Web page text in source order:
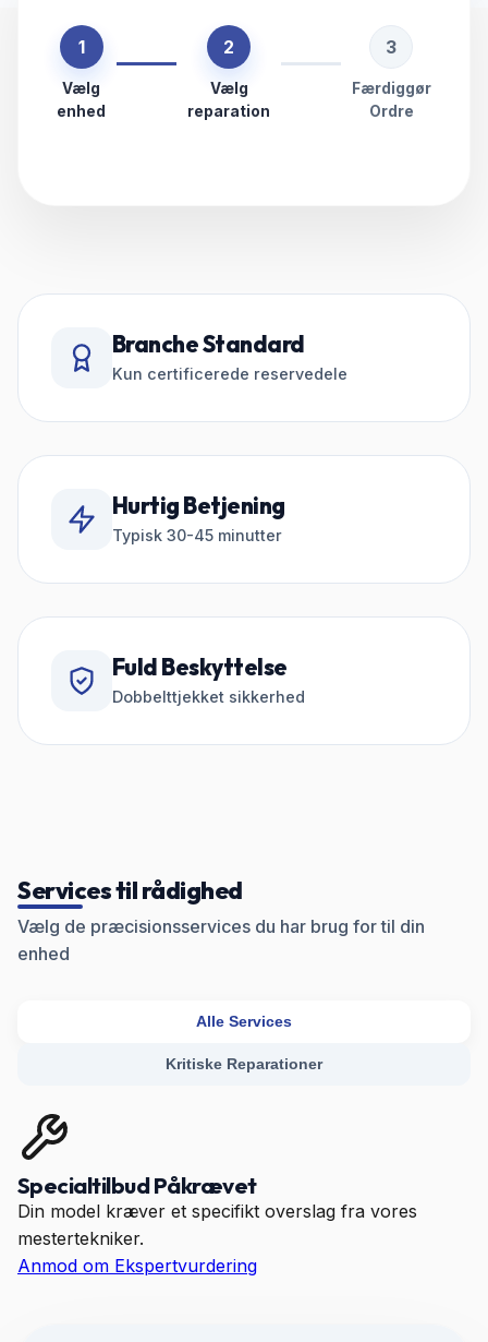
1
Vælg
enhed
2
Vælg
reparation
3
Færdiggør
Ordre
Branche Standard
Kun certificerede reservedele
Hurtig Betjening
Typisk 30-45 minutter
Fuld Beskyttelse
Dobbelttjekket sikkerhed
Services til rådighed
Vælg de præcisionsservices du har brug for til din
enhed
Alle Services
Kritiske Reparationer
Specialtilbud Påkrævet
Din model kræver et specifikt overslag fra vores
mestertekniker.
Anmod om Ekspertvurdering